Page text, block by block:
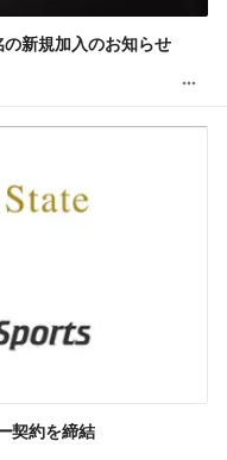
の新規加入のお知らせ
契約を締結